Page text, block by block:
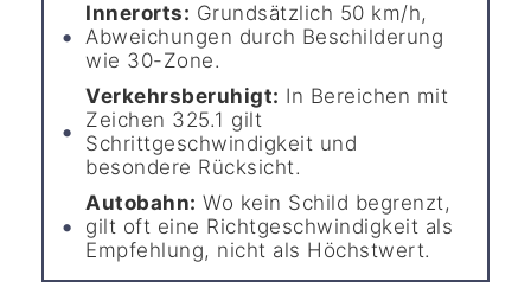
Innerorts: Grundsätzlich 50 km/h,
Abweichungen durch Beschilderung
wie 30-Zone.
Verkehrsberuhigt: In Bereichen mit
Zeichen 325.1 gilt
Schrittgeschwindigkeit und
besondere Rücksicht.
Autobahn: Wo kein Schild begrenzt,
gilt oft eine Richtgeschwindigkeit als
Empfehlung, nicht als Höchstwert.